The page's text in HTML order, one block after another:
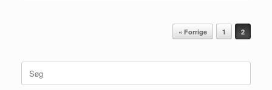
« Forrige 1 2
Søg
efter: